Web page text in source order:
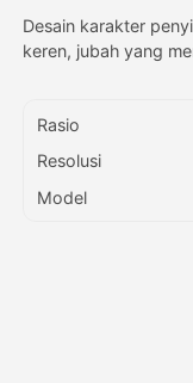
Blog
Harga
Desain karakter
keren, jubah yang
Rasio
Resolusi
Model